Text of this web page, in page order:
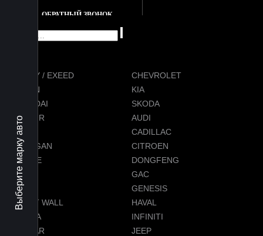
Выберите марку авто
ОБРАТНЫЙ ЗВОНОК
CHERY / EXEED
CHEVROLET
RAVON
KIA
HYUNDAI
SKODA
JETOUR
AUDI
BMW
CADILLAC
CHANGAN
CITROEN
DODGE
DONGFENG
FORD
GAC
GEELY
GENESIS
GREAT WALL
HAVAL
HONDA
INFINITI
JAGUAR
JEEP